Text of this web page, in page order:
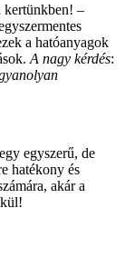
kertünkben! –
a hatóanyagok
A nagy kérdés:
egyszerű, de
hatékony és
akár a